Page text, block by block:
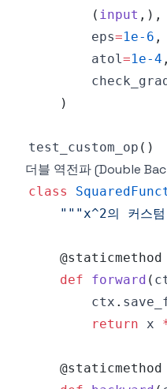
( input , ) ,
        eps
=1e-6 ,
        atol
=1e-4 ,
)
test_custom_op ( )
더블 역전파 (Double
class
"""x^2의 커스
@staticmethod
def
forward (
        ctx
.
return x
@staticmethod